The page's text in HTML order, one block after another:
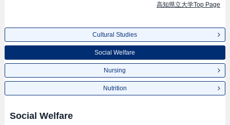
高知県立大学Top Page
Cultural Studies
Social Welfare
Nursing
Nutrition
Social Welfare